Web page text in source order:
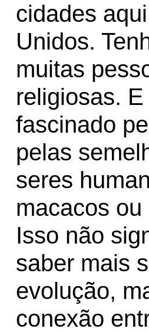
cidades
Unidos.
muitas
religiosas.
fascinado
pelas
seres
macacos
Isso não
saber mais
evolução,
conexão